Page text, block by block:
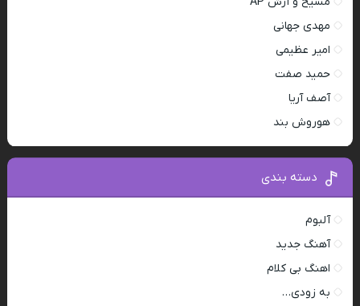
مهدی جهانی
امیر عظیمی
حمید صفت
آصف آریا
هوروش بند
دسته بندی
آلبوم
آهنگ جدید
اهنگ بی کلام
به زودی…